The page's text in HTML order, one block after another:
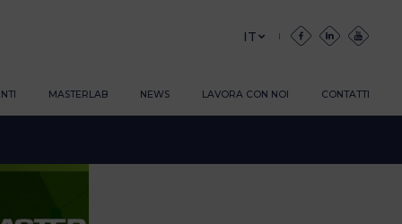
MASTERLAB NEWS LAVORA CON NOI CONTATTI
IT